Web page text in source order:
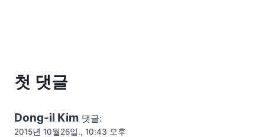
첫 댓글
Dong-il Kim 댓글:
2015년 10월26일., 10:43 오후